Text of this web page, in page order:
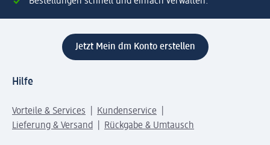
Jetzt Mein dm Konto erstellen
Hilfe
Vorteile & Services
Kundenservice
Lieferung & Versand
Rückgabe & Umtausch